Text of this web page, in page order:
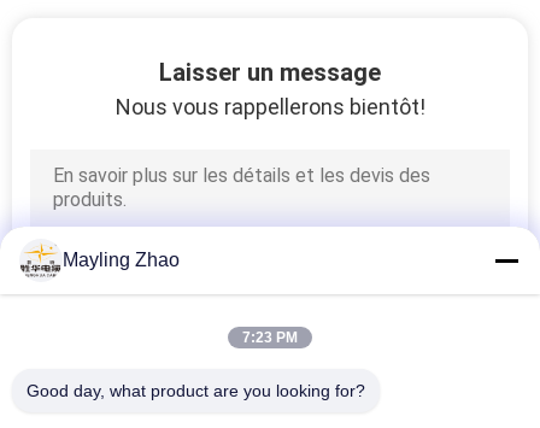
Laisser un message
Nous vous rappellerons bientôt!
Mayling Zhao
7:23 PM
Good day, what product are you looking for?